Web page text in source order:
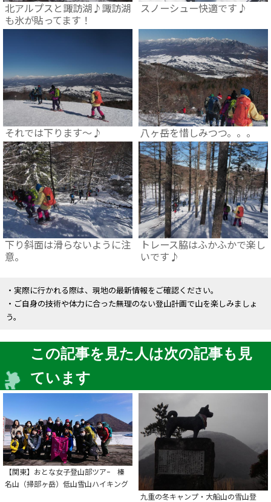
北アルプスと諏訪湖♪諏訪湖
も氷が貼ってます！
スノーシュー快適です♪
それでは下ります～♪ 八ヶ岳を惜しみつつ。。。
下り斜面は滑らないように注
意。
トレース脇はふかふかで楽し
いです♪
・実際に行かれる際は、現地の最新情報をご確認ください。
・ご自身の技術や体力に合った無理のない登山計画で山を楽しみましょ
う。
この記事を見た人は次の記事も見
ています
【関東】おとな女子登山部ツアｰ 榛
名山（掃部ヶ岳）低山雪山ハイキング
九重の冬キャンプ・大船山の雪山登